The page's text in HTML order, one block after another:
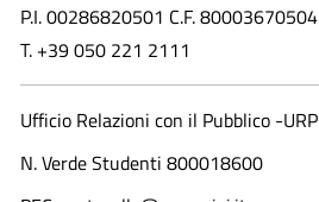
P.I. 00286820501 C.F. 80003670504
T. +39 050 221 2111
Ufficio Relazioni con il Pubblico -URP
N. Verde Studenti 800018600​